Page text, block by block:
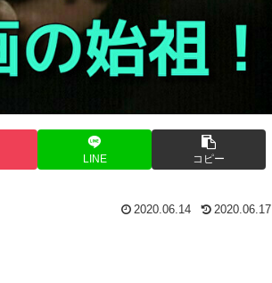
LINE コピー
2020.06.14 2020.06.17